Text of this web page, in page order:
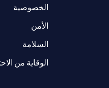
الخصوصية
الأمن
السلامة
الوقاية من